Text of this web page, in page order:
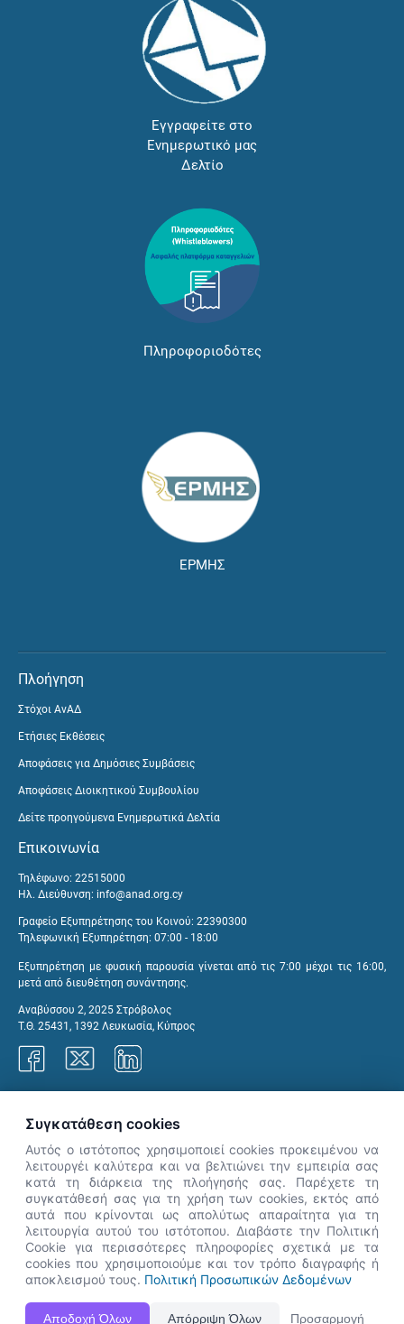
Εγγραφείτε στο
Ενημερωτικό μας
Δελτίο
Πληροφοριοδότες
ΕΡΜΗΣ
Πλοήγηση
Στόχοι ΑνΑΔ
Ετήσιες Εκθέσεις
Αποφάσεις για Δημόσιες Συμβάσεις
Αποφάσεις Διοικητικού Συμβουλίου
Δείτε προηγούμενα Ενημερωτικά Δελτία
Επικοινωνία
Τηλέφωνο: 22515000
Ηλ. Διεύθυνση: info@anad.org.cy
Γραφείο Εξυπηρέτησης του Κοινού: 22390300
Τηλεφωνική Εξυπηρέτηση: 07:00 - 18:00
Εξυπηρέτηση με φυσική παρουσία γίνεται από τις 7:00 μέχρι τις 16:00,
μετά από διευθέτηση συνάντησης.
Αναβύσσου 2, 2025 Στρόβολος
Τ.Θ. 25431, 1392 Λευκωσία, Κύπρος
Η Ιστοσελίδα ΑνΑΔ είναι πλήρως συμβατή με τις νεότερες εκδόσεις, Google Chrome, Mozilla Firefox,
Apple Safari καθώς και Internet Explorer.
👋 Καλώς ήρθες! Είμαι η Νόησις.
Πες μου πώς μπορώ να σε βοηθήσω
σήμερα.
Συγκατάθεση cookies
Αυτός ο ιστότοπος χρησιμοποιεί cookies προκειμένου να
λειτουργέι καλύτερα και να βελτιώνει την εμπειρία σας
κατά τη διάρκεια της πλοήγησής σας. Παρέχετε τη
συγκατάθεσή σας για τη χρήση των cookies, εκτός από
αυτά που κρίνονται ως απολύτως απαραίτητα για τη
λειτουργία αυτού του ιστότοπου. Διαβάστε την Πολιτική
Cookie για περισσότερες πληροφορίες σχετικά με τα
cookies που χρησιμοποιούμε και τον τρόπο διαγραφής ή
αποκλεισμού τους. Πολιτική Προσωπικών Δεδομένων
Αποδοχή Όλων Απόρριψη Όλων Προσαρμογή